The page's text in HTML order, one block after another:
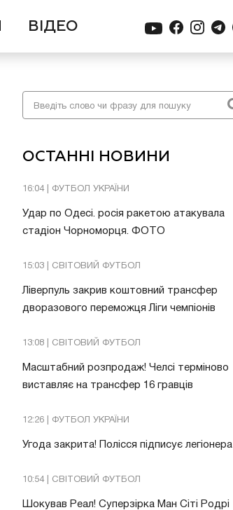
ВІДЕО
ОСТАННІ НОВИНИ
16:04 | ФУТБОЛ УКРАЇНИ
Удар по Одесі. росія ракетою атакувала
стадіон Чорноморця. ФОТО
15:03 | СВІТОВИЙ ФУТБОЛ
Ліверпуль закрив коштовний трансфер
дворазового переможця Ліги чемпіонів
13:08 | СВІТОВИЙ ФУТБОЛ
Масштабний розпродаж! Челсі терміново
виставляє на трансфер 16 гравців
12:26 | ФУТБОЛ УКРАЇНИ
Угода закрита! Полісся підписує легіонера
10:54 | СВІТОВИЙ ФУТБОЛ
Шокував Реал! Суперзірка Ман Сіті Родрі